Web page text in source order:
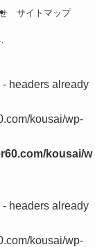
サイトマップ
headers already
kousai/wp-
kousai/w
headers already
kousai/wp-